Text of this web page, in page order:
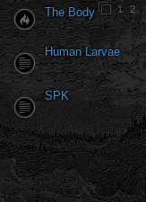
The Body 1 2
Human Larvae
SPK